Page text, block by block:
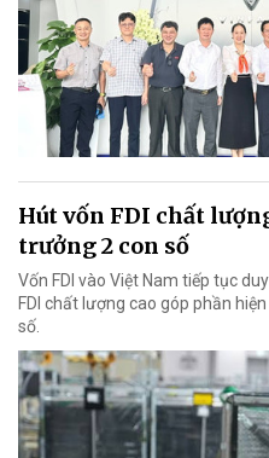
Hút vốn FDI chất
trưởng 2 con số
Vốn FDI vào Việt Nam tiếp tục
FDI chất lượng cao góp phần
số.